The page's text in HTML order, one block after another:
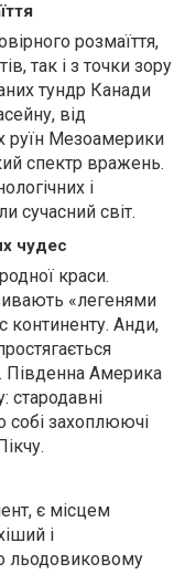
розмаїття,
так і з точки зору
тундр Канади
від
руїн Мезоамерики
спектр вражень.
і
сучасний світ.
чудес
краси.
«легенями
континенту. Анди,
Південна Америка
стародавні
собі захоплюючі
є місцем
і
льодовиковому